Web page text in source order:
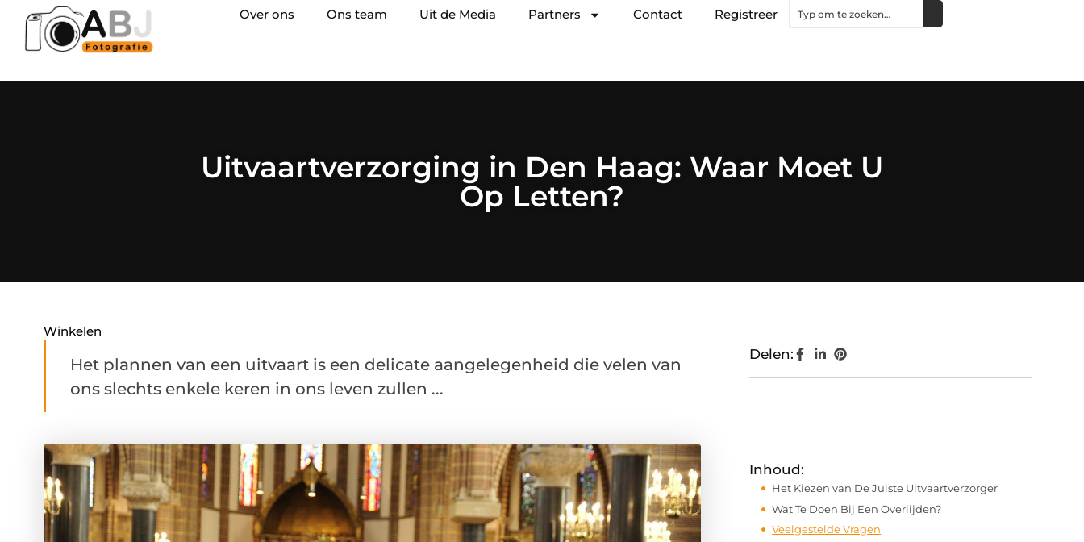
Over ons Ons team Uit de Media Partners Contact Registreer
Uitvaartverzorging in Den Haag: Waar Moet U
Op Letten?
Winkelen
Het plannen van een uitvaart is een delicate aangelegenheid die velen van
ons slechts enkele keren in ons leven zullen ...
Delen:
Inhoud:
Het Kiezen van De Juiste Uitvaartverzorger
Wat Te Doen Bij Een Overlijden?
Veelgestelde Vragen